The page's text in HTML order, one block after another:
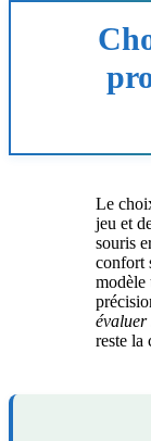
Le
jeu et
souris
confort
modèle
évaluer
reste la